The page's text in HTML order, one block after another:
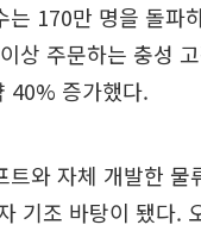
는 170만 명을 돌파
상 주문하는 충성
40% 증가했다.
트와 자체 개발한 물
기조 바탕이 됐다.